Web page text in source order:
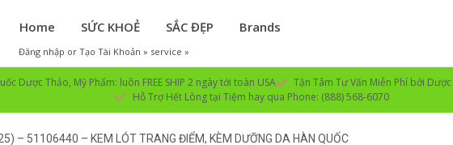
Home SỨC KHOẺ SẮC ĐẸP Brands
Đăng nhập or Tạo Tài Khoản » service »
Dược Thảo, Mỹ Phẩm: luôn FREE SHIP 2 ngày tới toàn USA
Tận Tâm Tư Vấn Miễn Phí bởi Dược
Hỗ Trợ Hết Lòng tại Tiệm hay qua Phone: (888) 568-6070
– 51106440 – KEM LÓT TRANG ĐIỂM, KÈM DƯỠNG DA HÀN QUỐC